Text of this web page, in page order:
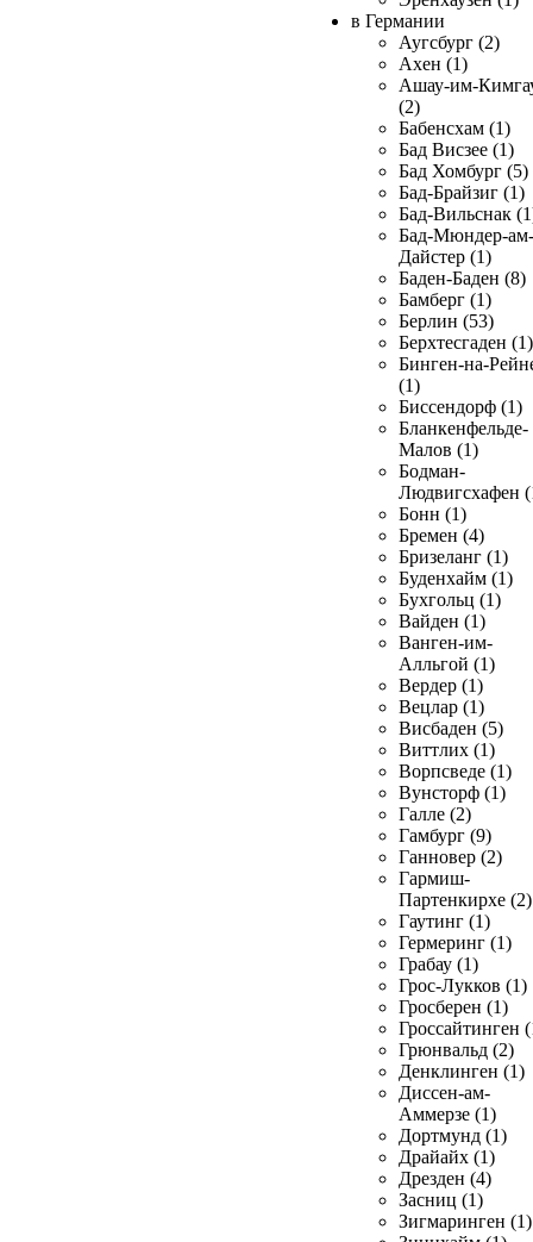
в Германии
Аугсбург (2)
Ахен (1)
Ашау-им-
(2)
Бабенсхам (1)
Бад Висзее (1)
Бад Хомбург (5)
Бад-Брайзиг (1)
Бад-Вильснак
Бад-Мюндер-ам-
Дайстер (1)
Баден-Баден (8)
Бамберг (1)
Берлин (53)
Берхтесгаден (1)
Бинген-на-
(1)
Биссендорф (1)
Бланкенфельде-
Малов (1)
Бодман-
Людвигсхафен
Бонн (1)
Бремен (4)
Бризеланг (1)
Буденхайм (1)
Бухгольц (1)
Вайден (1)
Ванген-им-
Алльгой (1)
Вердер (1)
Вецлар (1)
Висбаден (5)
Виттлих (1)
Ворпсведе (1)
Вунсторф (1)
Галле (2)
Гамбург (9)
Ганновер (2)
Гармиш-
Партенкирхе (2)
Гаутинг (1)
Гермеринг (1)
Грабау (1)
Грос-Лукков (1)
Гросберен (1)
Гроссайтинген
Грюнвальд (2)
Денклинген (1)
Диссен-ам-
Аммерзе (1)
Дортмунд (1)
Драйайх (1)
Дрезден (4)
Засниц (1)
Зигмаринген (1)